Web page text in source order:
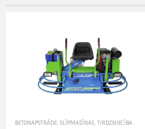
BETONAPSTRĀDE SLĪPMAŠĪNAS TIRDZNIECĪBA